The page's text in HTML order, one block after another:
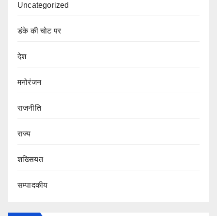
Uncategorized
डंके की चोट पर
देश
मनोरंजन
राजनीति
राज्य
शख्सियत
सम्पादकीय